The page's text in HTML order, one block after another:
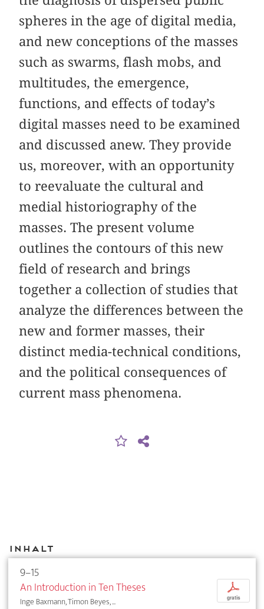
spheres in the age of digital media,
and new conceptions of the masses
such as swarms, flash mobs, and
multitudes, the emergence,
functions, and effects of today’s
digital masses need to be examined
and discussed anew. They provide
us, moreover, with an opportunity
to reevaluate the cultural and
medial historiography of the
masses. The present volume
outlines the contours of this new
field of research and brings
together a collection of studies that
analyze the differences between the
new and former masses, their
distinct media-technical conditions,
and the political consequences of
current mass phenomena.
Inhalt
9–15
An Introduction in Ten Theses
Inge Baxmann, Timon Beyes, ...
p
gratis